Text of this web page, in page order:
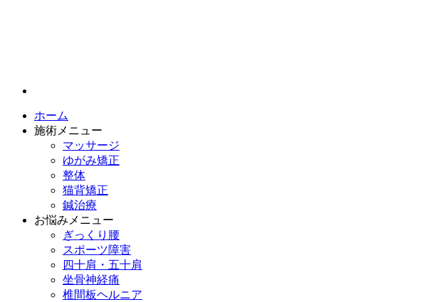
ホーム
施術メニュー
マッサージ
ゆがみ矯正
整体
猫背矯正
鍼治療
お悩みメニュー
ぎっくり腰
スポーツ障害
四十肩・五十肩
坐骨神経痛
椎間板ヘルニア